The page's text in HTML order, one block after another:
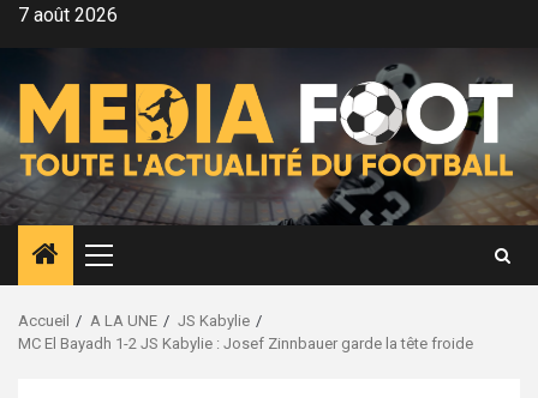
Aller7 août 2026
Menu
principal
Accueil A LA UNE
JS Kabylie
MC El Bayadh 1-2 JS Kabylie : Josef Zinnbauer garde la tête froide